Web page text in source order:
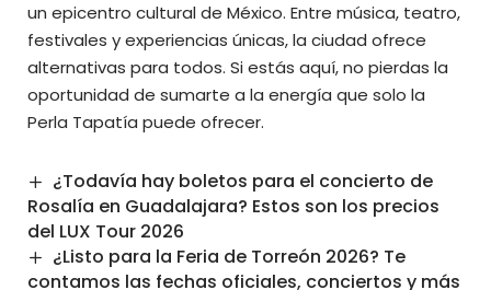
un epicentro cultural de México. Entre música, teatro,
festivales y experiencias únicas, la ciudad ofrece
alternativas para todos. Si estás aquí, no pierdas la
oportunidad de sumarte a la energía que solo la
Perla Tapatía puede ofrecer.
¿Todavía hay boletos para el concierto de
Rosalía en Guadalajara? Estos son los precios
del LUX Tour 2026
¿Listo para la Feria de Torreón 2026? Te
contamos las fechas oficiales, conciertos y más